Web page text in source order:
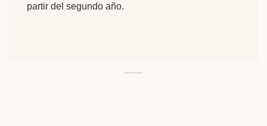
partir del segundo año.